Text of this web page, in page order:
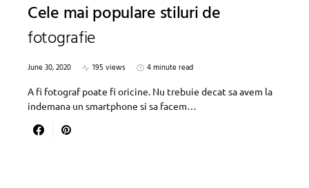
Cele mai populare stiluri de
fotografie
June 30, 2020 195 views
4 minute read
A fi fotograf poate fi oricine. Nu trebuie decat sa avem la
indemana un smartphone si sa facem…